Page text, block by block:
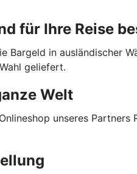
für Ihre Reise
Bargeld in ausländischer
geliefert.
Welt
unseres